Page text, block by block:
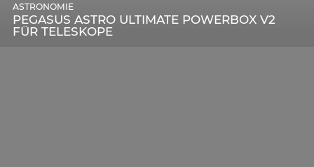
PEGASUS ASTRO ULTIMATE POWERBOX V2
FÜR TELESKOPE
ASTRONOMIE